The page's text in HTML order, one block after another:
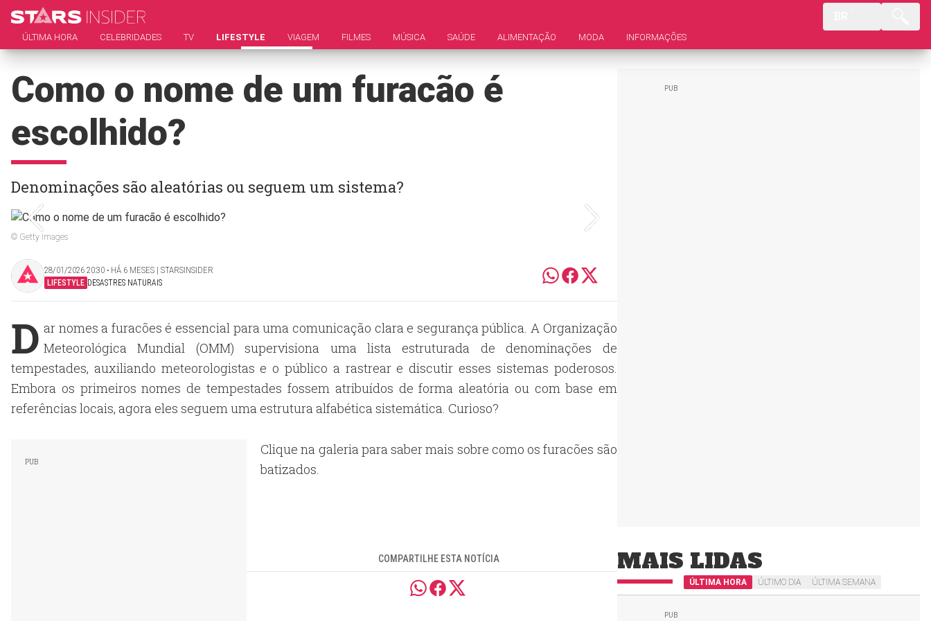
ÚLTIMA HORA CELEBRIDADES TV LIFESTYLE VIAGEM FILMES MÚSICA SAÚDE ALIMENTAÇÃO MODA INFORMAÇÕES
Como o nome de um furacão é
escolhido?
Denominações são aleatórias ou seguem um sistema?
© Getty Images
28/01/2026 20:30 ‧ HÁ 6 MESES | STARSINSIDER
LIFESTYLE DESASTRES NATURAIS
D ar nomes a furacões é essencial para uma comunicação clara e segurança pública. A Organização
Meteorológica Mundial (OMM) supervisiona uma lista estruturada de denominações de
tempestades, auxiliando meteorologistas e o público a rastrear e discutir esses sistemas poderosos.
Embora os primeiros nomes de tempestades fossem atribuídos de forma aleatória ou com base em
referências locais, agora eles seguem uma estrutura alfabética sistemática. Curioso?
Clique na galeria para saber mais sobre como os furacões são
batizados.
COMPARTILHE ESTA NOTÍCIA MAIS LIDAS
ÚLTIMA HORA ÚLTIMO DIA ÚLTIMA SEMANA